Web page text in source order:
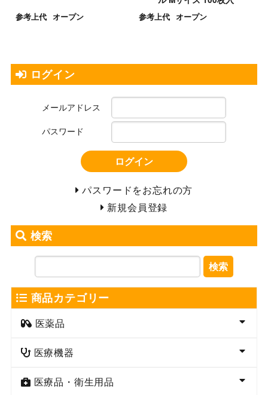
参考上代 オープン 参考上代 オープン
ログイン
メールアドレス
パスワード
ログイン
パスワードをお忘れの方
新規会員登録
検索
検索
商品カテゴリー
医薬品
医療機器
医療品・衛生用品